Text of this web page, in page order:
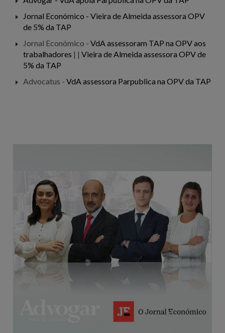
Jornal Económico - Vieira de Almeida assessora OPV
de 5% da TAP
Jornal Económico - VdA assessoram TAP na OPV aos
trabalhadores | | Vieira de Almeida assessora OPV de
5% da TAP
Advocatus - VdA assessora Parpublica na OPV da TAP